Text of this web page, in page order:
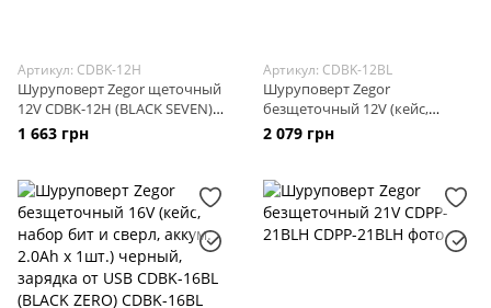
Артикул: CDBK-12H
Шуруповерт Zegor щеточный
12V CDBK-12H (BLACK SEVEN)
черный, зарядка от USB
1 663 грн
Артикул: CDBK-12BL
Шуруповерт Zegor
безщеточный 12V (кейс,
набор бит и сверл, аккум.
2.0Ah x 1шт.) черный, зарядка
2 079 грн